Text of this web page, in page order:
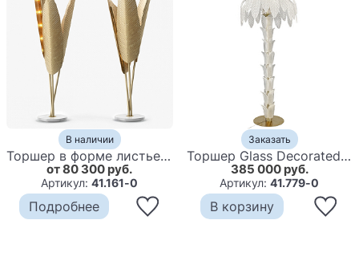
В наличии
Торшер в форме листьев пальмы Ginger and Jagger Bananas floor lamp
от 80 300 руб.
Артикул:41.161-0
Подробнее
Заказать
Торшер Glass Decorated Palm Floor Lamp White Листья Пальмы
385 000 руб.
Артикул:41.779-0
В корзину